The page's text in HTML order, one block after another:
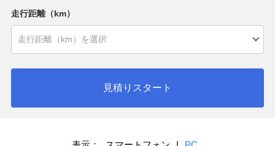
走行距離（km）
見積りスタート